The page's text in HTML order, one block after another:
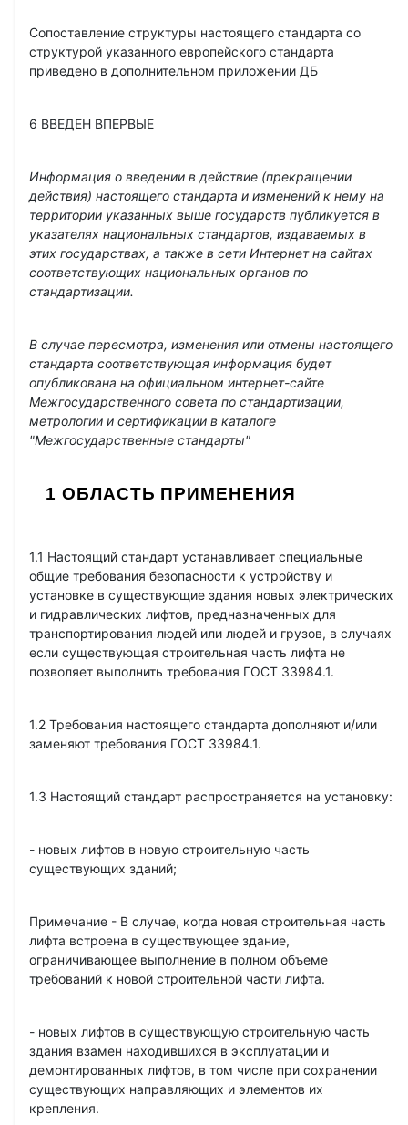
Сопоставление структуры настоящего стандарта со
структурой указанного европейского стандарта
приведено в дополнительном приложении ДБ
6 ВВЕДЕН ВПЕРВЫЕ
Информация о введении в действие (прекращении
действия) настоящего стандарта и изменений к нему на
территории указанных выше государств публикуется в
указателях национальных стандартов, издаваемых в
этих государствах, а также в сети Интернет на сайтах
соответствующих национальных органов по
стандартизации.
В случае пересмотра, изменения или отмены настоящего
стандарта соответствующая информация будет
опубликована на официальном интернет-сайте
Межгосударственного совета по стандартизации,
метрологии и сертификации в каталоге
"Межгосударственные стандарты"
1 ОБЛАСТЬ ПРИМЕНЕНИЯ
1.1 Настоящий стандарт устанавливает специальные
общие требования безопасности к устройству и
установке в существующие здания новых электрических
и гидравлических лифтов, предназначенных для
транспортирования людей или людей и грузов, в случаях
если существующая строительная часть лифта не
позволяет выполнить требования ГОСТ 33984.1.
1.2 Требования настоящего стандарта дополняют и/или
заменяют требования ГОСТ 33984.1.
1.3 Настоящий стандарт распространяется на установку:
- новых лифтов в новую строительную часть
существующих зданий;
Примечание - В случае, когда новая строительная часть
лифта встроена в существующее здание,
ограничивающее выполнение в полном объеме
требований к новой строительной части лифта.
- новых лифтов в существующую строительную часть
здания взамен находившихся в эксплуатации и
демонтированных лифтов, в том числе при сохранении
существующих направляющих и элементов их
крепления.